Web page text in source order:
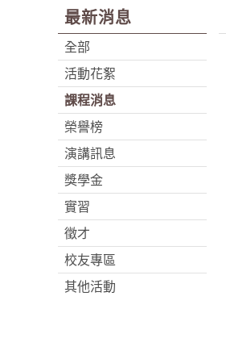
最新消息
全部
活動花絮
課程消息
榮譽榜
演講訊息
獎學金
實習
徵才
校友專區
其他活動